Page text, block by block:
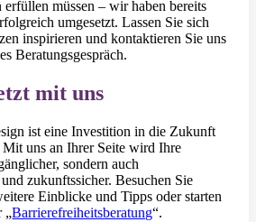
erfüllen müssen – wir haben bereits
umgesetzt. Lassen Sie sich
inspirieren und kontaktieren Sie uns
Beratungsgespräch.
mit uns
ist eine Investition in die Zukunft
Mit uns an Ihrer Seite wird Ihre
sondern auch
zukunftssicher. Besuchen Sie
Einblicke und Tipps oder starten
„Barrierefreiheitsberatung“.